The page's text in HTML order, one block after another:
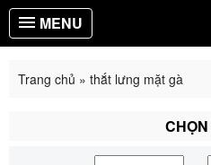
MENU
Trang chủ » thắt lưng mặt gà